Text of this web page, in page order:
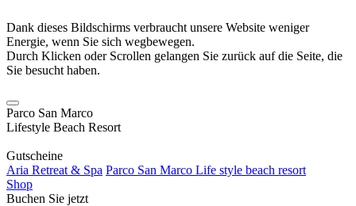
Dank dieses Bildschirms verbraucht unsere Website weniger
Energie, wenn Sie sich wegbewegen.
Durch Klicken oder Scrollen gelangen Sie zurück auf die Seite, die
Sie besucht haben.
Parco San Marco
Lifestyle Beach Resort
Gutscheine
Aria Retreat & Spa Parco San Marco Life style beach resort
Shop
Buchen Sie jetzt